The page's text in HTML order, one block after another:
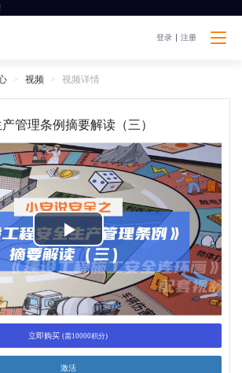
登录 注册
视频 视频详情
管理条例摘要解读（三）
P
l
a
y
立即购买 (需10000积分)
激活